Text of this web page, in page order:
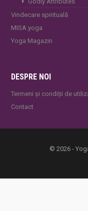
Vindecare spirituală
MISA.yoga
Yoga Magazin
DESPRE NOI
Termeni și condiții de
Contact
© 2026 -